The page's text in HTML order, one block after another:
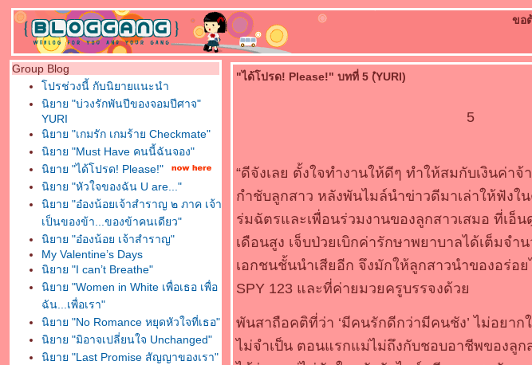
ขอ
Group Blog
ปรช่วงนี้ กับนิยายแนะนำ
นิยาย "บ่วงรักพันปีของจอมปีศาจ"
YURI
นิยาย "เกมรัก เกมร้าย Checkmate"
นิยาย "Must Have คนนี้ฉันจอง"
นิยาย "ได้โปรด! Please!"
นิยาย "หัวใจของฉัน U are..."
นิยาย "อ๋องน้อยเจ้าสำราญ ๒ ภาค เจ้า
เป็นของข้า...ของข้าคนเดียว"
นิยาย "อ๋องน้อย เจ้าสำราญ"
My Valentine’s Days
นิยาย "I can’t Breathe"
นิยาย "Women in White เพื่อเธอ เพื่อ
ฉัน...เพื่อเรา"
นิยาย "No Romance หยุดหัวใจที่เธอ"
นิยาย "มิอาจเปลี่ยนใจ Unchanged"
นิยาย "Last Promise สัญญาของเรา"
"ได้โปรด! Please!" บทที่ 5 (ํYURI)
5
“ดีจังเลย ตั้งใจทำงานให้ดีๆ ทำให้สมกับเงินค่า
กำชับลูกสาว หลังพันไมล์นำข่าวดีมาเล่าให้ฟัง
ร่มฉัตรและเพื่อนร่วมงานของลูกสาวเสมอ ที่เอ็
เดือนสูง เจ็บป่วยเบิกค่ารักษาพยาบาลได้เต็มจ
เอกชนชั้นนำเสียอีก จึงมักให้ลูกสาวนำของอร่อ
SPY 123 และที่ค่ายมวยครูบรรจงด้ว
พันสาถือคติที่ว่า ‘มีคนรักดีกว่ามีคนชัง’ ไม่อยา
ไม่จำเป็น ตอนแรกแม่ไม่ถึงกับชอบอาชีพของลู